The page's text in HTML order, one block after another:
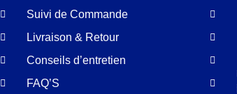
Suivi de Commande
Livraison & Retour
Conseils d’entretien
FAQ’S